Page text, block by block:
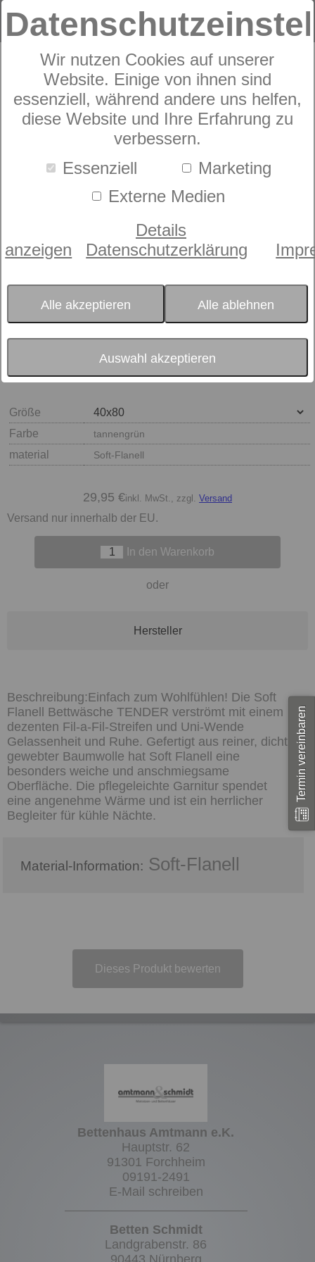
Wir nutzen Cookies auf unserer
Website. Einige von ihnen sind
essenziell, während andere uns helfen,
diese Website und Ihre Erfahrung zu
verbessern.
Essenziell
Marketing
Externe Medien
Details
anzeigen
Datenschutzerklärung
Alle akzeptieren Alle ablehnen
Auswahl akzeptieren
Elegante
Bettwäsche
Tender
Größe
Farbe
tannengrün
material Soft-Flanell
29,95 €inkl. MwSt., zzgl. Versand
Versand nur innerhalb der EU.
In den Warenkorb
oder
Hersteller
Einfach zum Wohlfühlen! Die Soft
Flanell Bettwäsche TENDER verströmt mit einem
dezenten Fil-a-Fil-Streifen und Uni-Wende
Gelassenheit und Ruhe. Gefertigt aus reiner, dicht
gewebter Baumwolle hat Soft Flanell eine
besonders weiche und anschmiegsame
Oberfläche. Die pflegeleichte Garnitur spendet
eine angenehme Wärme und ist ein herrlicher
Begleiter für kühle Nächte.
Material-Information: Soft-Flanell
Dieses Produkt bewerten
Termin vereinbaren
Bettenhaus Amtmann e.K.
Hauptstr. 62
91301 Forchheim
09191-2491
E-Mail schreiben
Betten Schmidt
Landgrabenstr. 86